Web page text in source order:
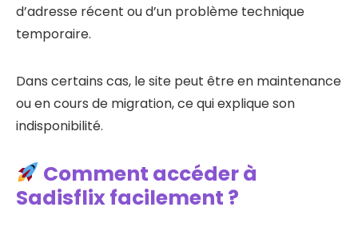
d’adresse récent ou d’un problème technique
temporaire.
Dans certains cas, le site peut être en maintenance
ou en cours de migration, ce qui explique son
indisponibilité.
Comment accéder à
Sadisflix facilement ?